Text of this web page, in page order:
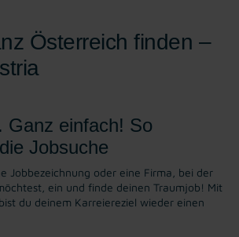
Österreich finden –
Ganz einfach! So
Jobsuche
Jobbezeichnung oder eine Firma, bei der
ein und finde deinen Traumjob! Mit
du deinem Karreiereziel wieder einen